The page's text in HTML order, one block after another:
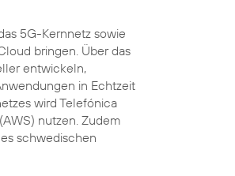
5G-Kernnetz sowie
bringen. Über das
entwickeln,
in Echtzeit
wird Telefónica
nutzen. Zudem
schwedischen